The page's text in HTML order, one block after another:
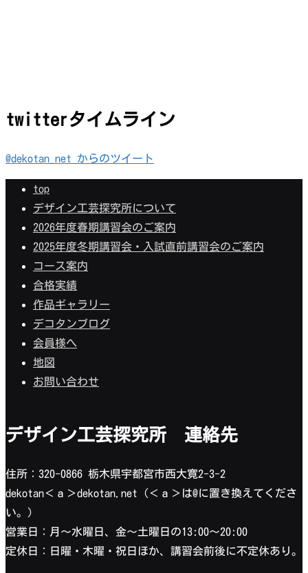
twitterタイムライン
@dekotan_net からのツイート
top
デザイン工芸探究所について
2026年度春期講習会のご案内
2025年度冬期講習会・入試直前講習会のご案内
コース案内
合格実績
作品ギャラリー
デコタンブログ
会員様へ
地図
お問い合わせ
デザイン工芸探究所 連絡先
住所：320-0866 栃木県宇都宮市西大寛2-3-2
dekotan＜ａ＞dekotan.net（＜ａ＞は@に置き換えてくださ
い。）
営業日：月〜水曜日、金〜土曜日の13:00〜20:00
定休日：日曜・木曜・祝日ほか、講習会前後に不定休あり。